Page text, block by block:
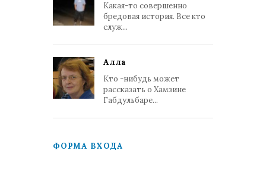
Какая-то совершенно
бредовая история. Все кто
служ...
Алла
Кто -нибудь может
рассказать о Хамзине
Габдульбаре...
ФОРМА ВХОДА